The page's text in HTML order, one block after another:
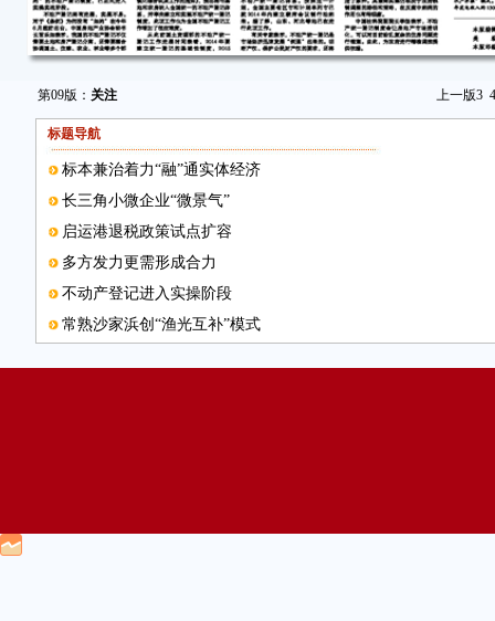
第09版： 关注 上一版3 4
标题导航
标本兼治着力“融”通实体经济
长三角小微企业“微景气”
启运港退税政策试点扩容
多方发力更需形成合力
不动产登记进入实操阶段
常熟沙家浜创“渔光互补”模式